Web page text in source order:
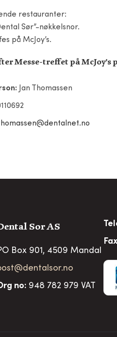
restauranter:
Sør”-nøkkelsnor.
på McJoy’s.
Messe-treffet på McJoy’s
Jan Thomassen
Sor AS
Box 901, 4509 Mandal
no:948 782 979 VAT